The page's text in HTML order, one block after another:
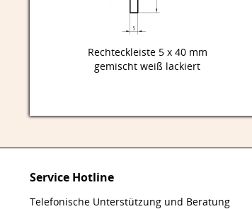
Rechteckleiste 5 x 40 mm
gemischt weiß lackiert
Service Hotline
Telefonische Unterstützung und Beratung